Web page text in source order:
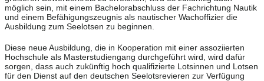
möglich sein, mit einem Bachelorabschluss der Fachrichtung Nautik
und einem Befähigungszeugnis als nautischer Wachoffizier die
Ausbildung zum Seelotsen zu beginnen.
Diese neue Ausbildung, die in Kooperation mit einer assoziierten
Hochschule als Masterstudiengang durchgeführt wird, wird dafür
sorgen, dass auch zukünftig hoch qualifizierte Lotsinnen und Lotsen
für den Dienst auf den deutschen Seelotsrevieren zur Verfügung